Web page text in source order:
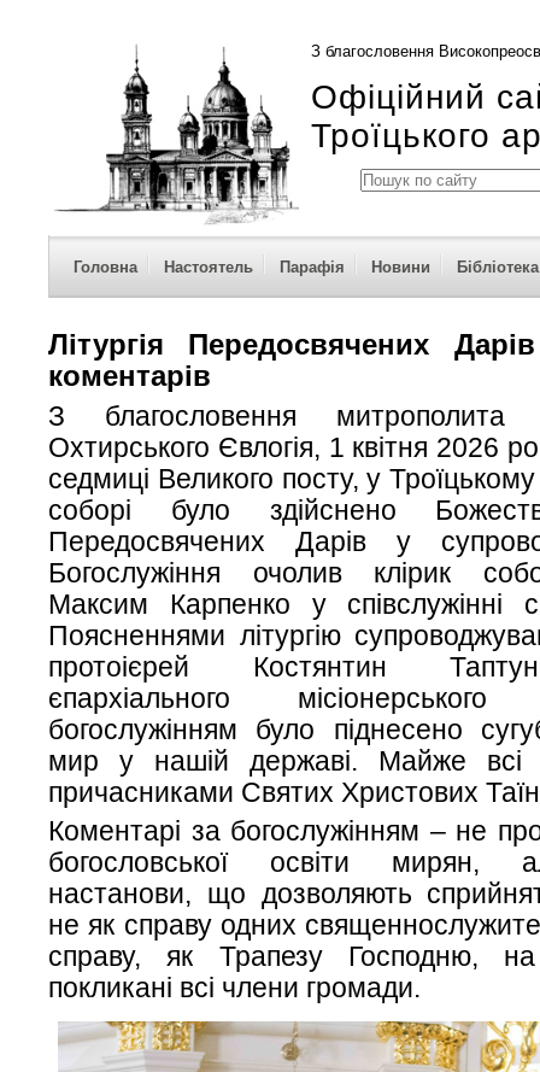
З благословення
Офіційний
Троїцького
Головна Настоятель Парафія Новини Бібліотека
Літургія Передосвячених
коментарів
З благословення митрополита
Охтирського Євлогія, 1 квітня 2026
седмиці Великого посту, у
соборі було здійснено
Передосвячених Дарів у
Богослужіння очолив клірик
Максим Карпенко у співслужінні
Поясненнями літургію
протоієрей Костянтин
єпархіального
богослужінням було піднесено
мир у нашій державі. Майже всі
причасниками Святих Христових
Коментарі за богослужінням – не
богословської освіти мирян,
настанови, що дозволяють
не як справу одних
справу, як Трапезу Господню,
покликані всі члени громади.